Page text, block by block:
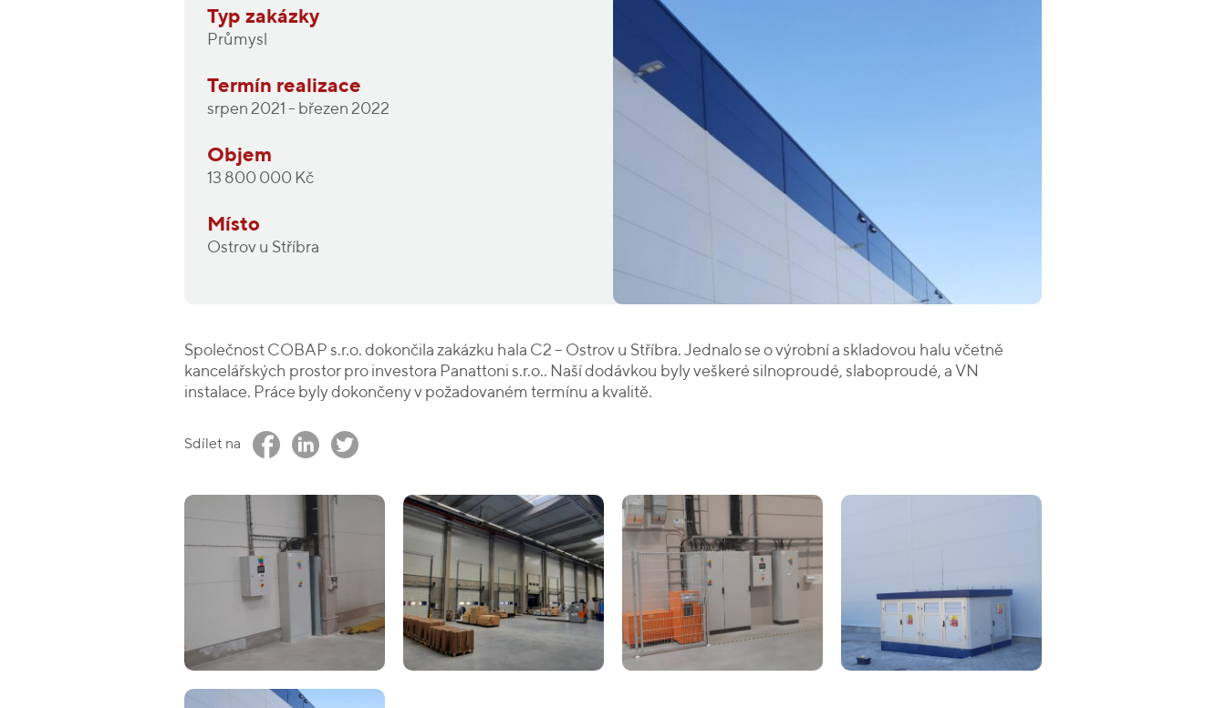
Typ zakázky
Průmysl
Termín realizace
srpen 2021 - březen 2022
Objem
13 800 000 Kč
Místo
Ostrov u Stříbra
Společnost COBAP s.r.o. dokončila zakázku hala C2 – Ostrov u Stříbra. Jednalo se o výrobní a skladovou halu včetně
kancelářských prostor pro investora Panattoni s.r.o.. Naší dodávkou byly veškeré silnoproudé, slaboproudé, a VN
instalace. Práce byly dokončeny v požadovaném termínu a kvalitě.
Sdílet na